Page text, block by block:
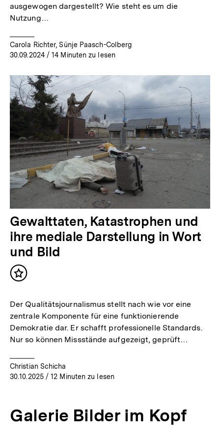
ausgewogen dargestellt? Wie steht es um die
Nutzung…
Carola Richter, Sünje Paasch-Colberg
30.09.2024/ 14 Minuten zu lesen
Gewalttaten, Katastrophen und
ihre mediale Darstellung in Wort
und Bild
Inhalt
Der Qualitätsjournalismus stellt nach wie vor eine
zentrale Komponente für eine funktionierende
Demokratie dar. Er schafft professionelle Standards.
Nur so können Missstände aufgezeigt, geprüft…
Christian Schicha
30.10.2025/ 12 Minuten zu lesen
Galerie Bilder im Kopf